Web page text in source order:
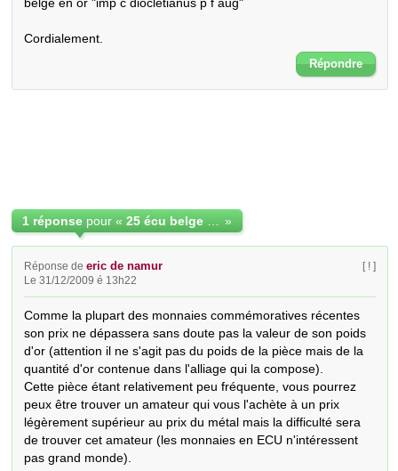
Cordialement.
Répondre
1 réponse pour « »
Réponse deeric de namur
Le 31/12/2009 é 13h22
[ ! ]
Comme la plupart des monnaies commémoratives récentes
son prix ne dépassera sans doute pas la valeur de son poids
d'or (attention il ne s'agit pas du poids de la pièce mais de la
quantité d'or contenue dans l'alliage qui la compose).
Cette pièce étant relativement peu fréquente, vous pourrez
peux être trouver un amateur qui vous l'achète à un prix
légèrement supérieur au prix du métal mais la difficulté sera
de trouver cet amateur (les monnaies en ECU n'intéressent
pas grand monde).